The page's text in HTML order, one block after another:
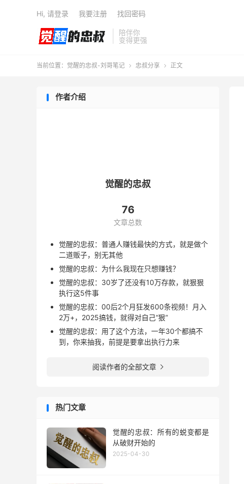
陪伴你
变得更强
Hi, 请登录 我要注册 找回密码
当前位置： 觉醒的忠叔-刘哥笔记  忠叔分享  正文
作者介绍
觉醒的忠叔
76
文章总数
觉醒的忠叔：普通人赚钱最快的方式，就是做个
二道贩子，别无其他
觉醒的忠叔：为什么我现在只想赚钱？
觉醒的忠叔：30岁了还没有10万存款，就狠狠
执行这5件事
觉醒的忠叔：00后2个月狂发600条视频！月入
2万+，2025搞钱，就得对自己“狠”
觉醒的忠叔：用了这个方法，一年30个都搞不
到，你来抽我，前提是要拿出执行力来
阅读作者的全部文章 
热门文章
觉醒的忠叔：所有的蜕变都是
从破财开始的
2025-04-30